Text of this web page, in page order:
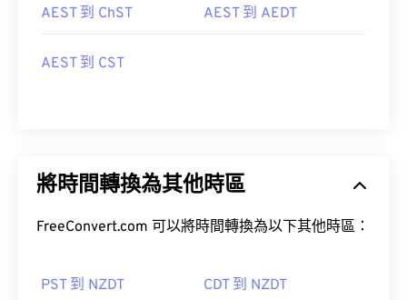
AEST 到 ChST AEST 到 AEDT
AEST 到 CST
將時間轉換為其他時區
FreeConvert.com 可以將時間轉換為以下其他時區：
PST 到 NZDT CDT 到 NZDT